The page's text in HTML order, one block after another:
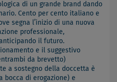
di un grande brand dando
Cento per cento italiano e
segna l’inizio di una nuova
professionale,
il futuro.
e il suggestivo
da brevetto)
a sostegno della doccetta è
di erogazione) e